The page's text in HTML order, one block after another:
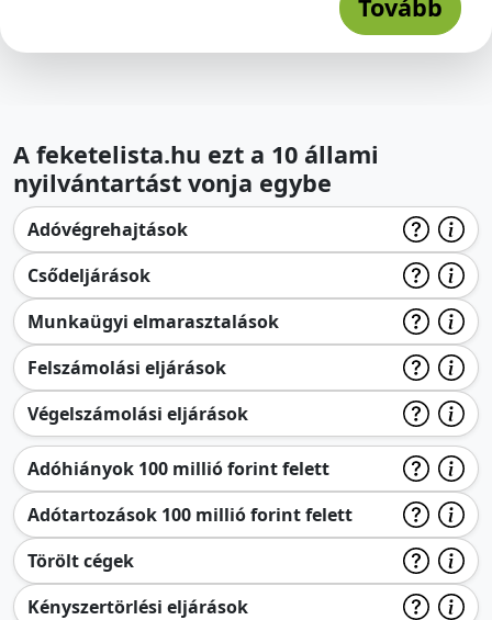
Tovább
A feketelista.hu ezt a 10 állami
nyilvántartást vonja egybe
Adóvégrehajtások
Csődeljárások
Munkaügyi elmarasztalások
Felszámolási eljárások
Végelszámolási eljárások
Adóhiányok 100 millió forint felett
Adótartozások 100 millió forint felett
Törölt cégek
Kényszertörlési eljárások